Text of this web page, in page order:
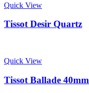
Quick View
Tissot Desir Quartz
Quick View
Tissot Ballade 40mm